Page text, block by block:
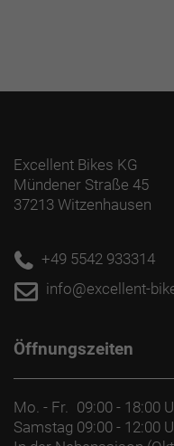
Excellent Bikes KG
Mündener Straße 45
37213 Witzenhausen
+49 5542 933314
info@excellent-
Öffnungszeiten
Mo. - Fr. 09:00 - 18:00
Samstag 09:00 - 12:00